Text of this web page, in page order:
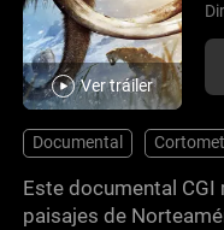
Ver tráiler
Documental
Este documental
paisajes de